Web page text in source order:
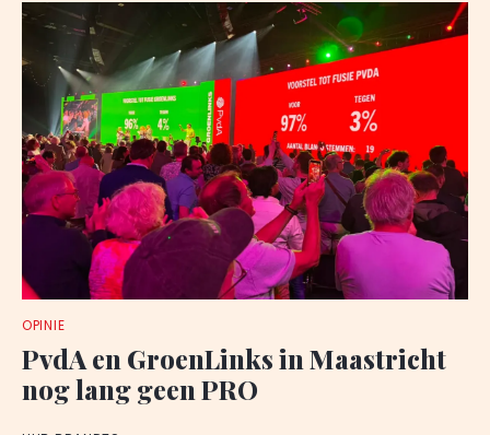
OPINIE
PvdA en GroenLinks in Maastricht
nog lang geen PRO